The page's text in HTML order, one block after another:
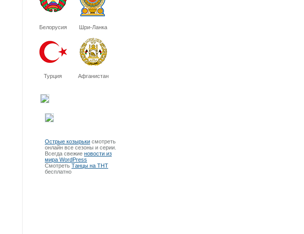
Белорусия Шри-Ланка
Турция Афганистан
Острые козырьки смотреть
онлайн все сезоны и серии.
Всегда свежие новости из
мира WordPress
Смотреть Танцы на ТНТ
бесплатно